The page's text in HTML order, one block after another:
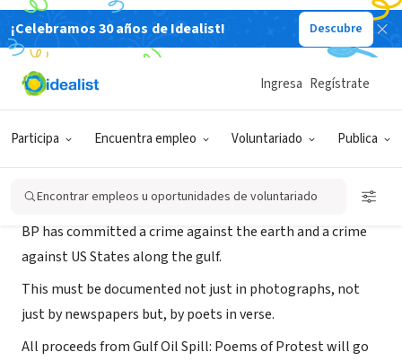
¡Celebramos 30 años de Idealist! Descubre
Participa Encuentra empleo Voluntariado Publica
Ingresa Regístrate
Encontrar empleos u oportunidades de voluntariado
ORGANIZACIÓN SIN FIN DE LUCRO
Gulf Oil Spill: Poems of Protest
BP has committed a crime against the earth and a crime
against US States along the gulf.
This must be documented not just in photographs, not
just by newspapers but, by poets in verse.
All proceeds from Gulf Oil Spill: Poems of Protest will go